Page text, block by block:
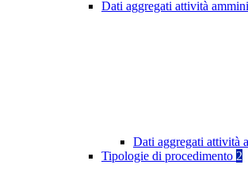
Dati aggregati attività
Dati aggregati attività
Tipologie di procedimento 2